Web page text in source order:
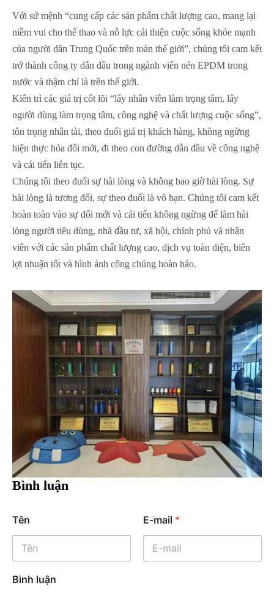
Với sứ mệnh “cung cấp các sản phẩm chất lượng cao, mang lại
niềm vui cho thể thao và nỗ lực cải thiện cuộc sống khỏe mạnh
của người dân Trung Quốc trên toàn thế giới”, chúng tôi cam kết
trở thành công ty dẫn đầu trong ngành viên nén EPDM trong
nước và thậm chí là trên thế giới.
Kiên trì các giá trị cốt lõi “lấy nhân viên làm trọng tâm, lấy
người dùng làm trọng tâm, công nghệ và chất lượng cuộc sống”,
tôn trọng nhân tài, theo đuổi giá trị khách hàng, không ngừng
hiện thực hóa đổi mới, đi theo con đường dẫn đầu về công nghệ
và cải tiến liên tục.
Chúng tôi theo đuổi sự hài lòng và không bao giờ hài lòng. Sự
hài lòng là tương đối, sự theo đuổi là vô hạn. Chúng tôi cam kết
hoàn toàn vào sự đổi mới và cải tiến không ngừng để làm hài
lòng người tiêu dùng, nhà đầu tư, xã hội, chính phủ và nhân
viên với các sản phẩm chất lượng cao, dịch vụ toàn diện, biên
lợi nhuận tốt và hình ảnh công chúng hoàn hảo.
Bình luận
Tên E-mail *
Bình luận